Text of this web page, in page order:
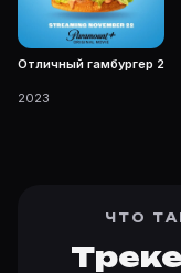
Отличный гамбургер 2
2023
ЧТО